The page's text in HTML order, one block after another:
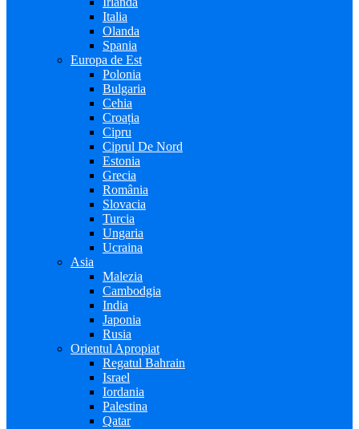
Italia
Olanda
Spania
Europa de Est
Polonia
Bulgaria
Cehia
Croația
Cipru
Ciprul De Nord
Estonia
Grecia
România
Slovacia
Turcia
Ungaria
Ucraina
Asia
Malezia
Cambodgia
India
Japonia
Rusia
Orientul Apropiat
Regatul Bahrain
Israel
Iordania
Palestina
Qatar